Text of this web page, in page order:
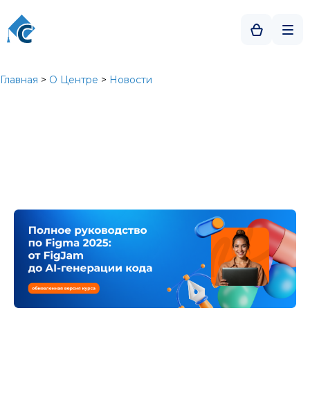
Главная > О Центре > Новости
Полное руководство по Figma 2025: От